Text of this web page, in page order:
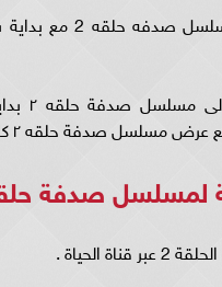
من المقرر عرض مسلسل
وتنطلق
مسلسل صدفة حلقه ٢ كاملة.
لمسلسل صدفة
الحياة .